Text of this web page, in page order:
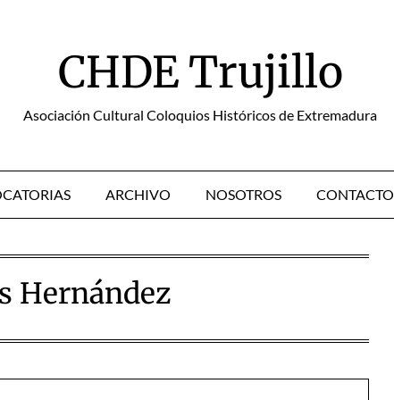
CHDE Trujillo
Asociación Cultural Coloquios Históricos de Extremadura
ARCHIVO NOSOTROS CONTACTO
Hernández